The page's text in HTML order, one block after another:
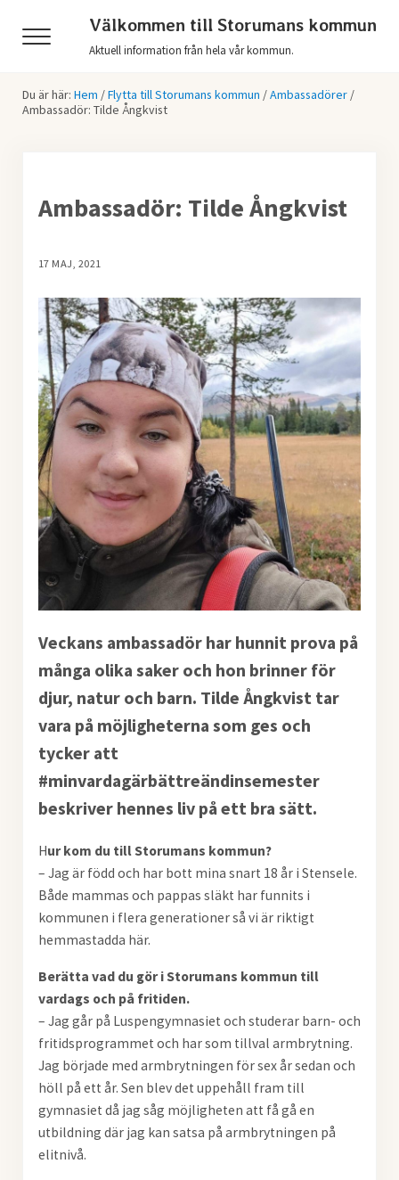
Menu
Välkommen till Storumans kommun
Aktuell information från hela vår kommun.
Du är här: Hem /Flytta till Storumans kommun /Ambassadörer /
Ambassadör: Tilde Ångkvist
Ambassadör: Tilde Ångkvist
17 MAJ, 2021
Veckans ambassadör har hunnit prova på
många olika saker och hon brinner för
djur, natur och barn. Tilde Ångkvist tar
vara på möjligheterna som ges och
tycker att
#minvardagärbättreändinsemester
beskriver hennes liv på ett bra sätt.
Hur kom du till Storumans kommun?
– Jag är född och har bott mina snart 18 år i Stensele.
Både mammas och pappas släkt har funnits i
kommunen i flera generationer så vi är riktigt
hemmastadda här.
Berätta vad du gör i Storumans kommun till
vardags och på fritiden.
– Jag går på Luspengymnasiet och studerar barn- och
fritidsprogrammet och har som tillval armbrytning.
Jag började med armbrytningen för sex år sedan och
höll på ett år. Sen blev det uppehåll fram till
gymnasiet då jag såg möjligheten att få gå en
utbildning där jag kan satsa på armbrytningen på
elitnivå.